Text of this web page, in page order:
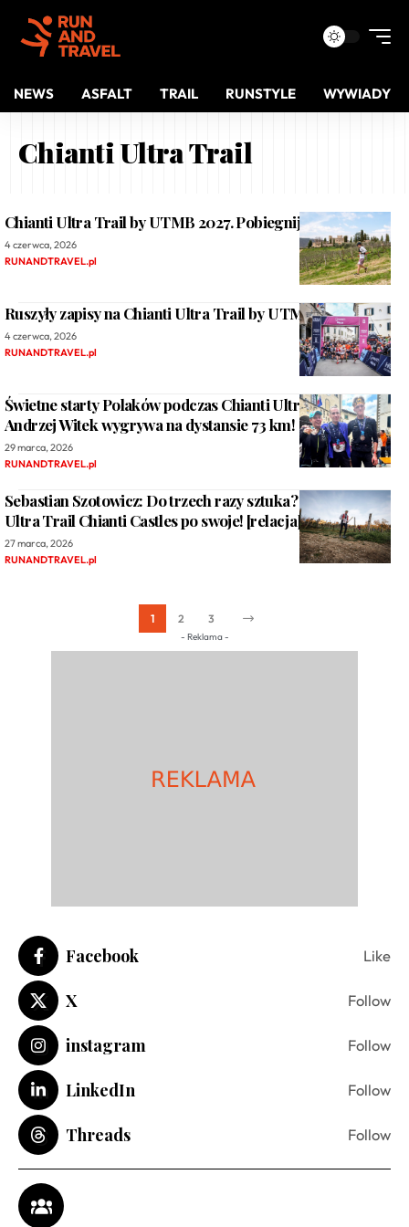
NEWS ASFALT TRAIL RUNSTYLE WYWIADY
Chianti Ultra Trail
Chianti Ultra Trail by UTMB 2027. Pobiegnij w Toskanii
4 czerwca, 2026
RUNANDTRAVEL.pl
Ruszyły zapisy na Chianti Ultra Trail by UTMB 2027
4 czerwca, 2026
RUNANDTRAVEL.pl
Świetne starty Polaków podczas Chianti Ultra Trail 2026.
Andrzej Witek wygrywa na dystansie 73 km!
29 marca, 2026
RUNANDTRAVEL.pl
Sebastian Szotowicz: Do trzech razy sztuka? Powrót na
Ultra Trail Chianti Castles po swoje! [relacja]
27 marca, 2026
RUNANDTRAVEL.pl
1 2 3
- Reklama -
Facebook Like
X Follow
instagram Follow
LinkedIn Follow
Threads Follow